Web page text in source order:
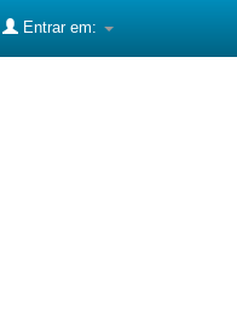
Entrar em: